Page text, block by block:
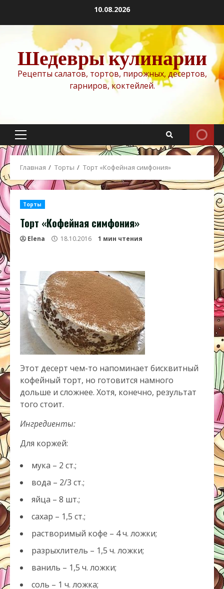
содержимому
10.08.2026
Шедевры кулинарии
Рецепты салатов, тортов, пирожных, десертов,
гарниров, коктейлей.
Основное
меню
Главная Торты Торт «Кофейная симфония»
Торты
Торт «Кофейная симфония»
Elena 18.10.2016 1 мин чтения
Этот десерт чем-то напоминает бисквитный
кофейный торт, но готовится намного
дольше и сложнее. Хотя, конечно, результат
того стоит.
Ингредиенты:
Для коржей:
мука – 2 ст.;
вода – 2/3 ст.;
яйца – 8 шт.;
сахар – 1,5 ст.;
растворимый кофе – 4 ч. ложки;
разрыхлитель – 1,5 ч. ложки;
ваниль – 1,5 ч. ложки;
соль – 1 ч. ложка;